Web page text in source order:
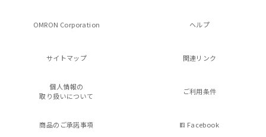
OMRON Corporation ヘルプ
サイトマップ 関連リンク
個人情報の
取り扱いについて
ご利用条件
商品のご承諾事項 Facebook